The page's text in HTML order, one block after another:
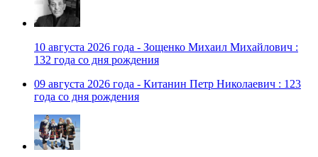
10 августа 2026 года - Зощенко Михаил Михайлович :
132 года со дня рождения
09 августа 2026 года - Китанин Петр Николаевич : 123
года со дня рождения